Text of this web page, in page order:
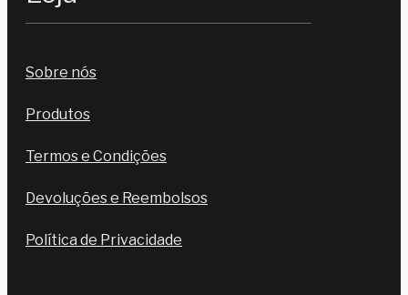
Sobre nós
Produtos
Termos e Condições
Devoluções e Reembolsos
Política de Privacidade